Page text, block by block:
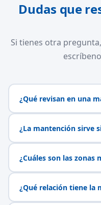
Dudas que
Si tienes otra
¿Qué revisan en una
¿La mantención sirve
¿Cuáles son las zonas
¿Qué relación tiene la